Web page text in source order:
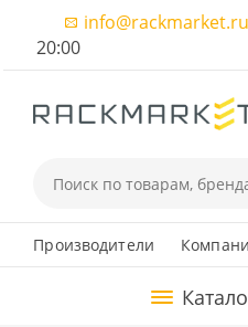
info@rackmarket.ru
20:00
Производители